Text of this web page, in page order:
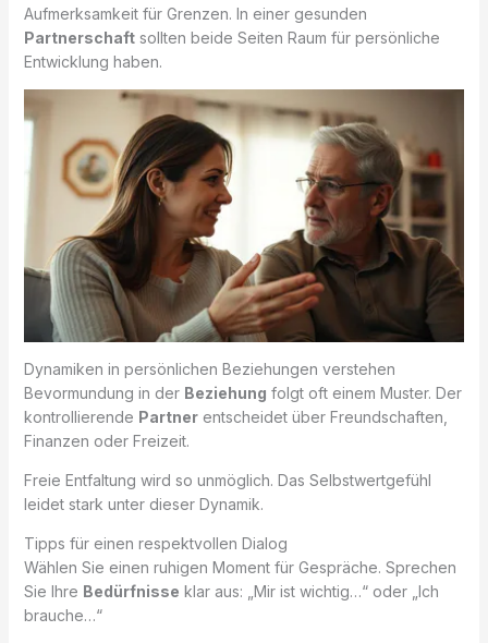
Aufmerksamkeit für Grenzen. In einer gesunden
Partnerschaftsollten beide Seiten Raum für persönliche
Entwicklung haben.
Dynamiken in persönlichen Beziehungen verstehen
Bevormundung in der Beziehung folgt oft einem Muster. Der
kontrollierende Partnerentscheidet über Freundschaften,
Finanzen oder Freizeit.
Freie Entfaltung wird so unmöglich. Das Selbstwertgefühl
leidet stark unter dieser Dynamik.
Tipps für einen respektvollen Dialog
Wählen Sie einen ruhigen Moment für Gespräche. Sprechen
Sie Ihre Bedürfnisse klar aus: „Mir ist wichtig…“ oder „Ich
brauche…“